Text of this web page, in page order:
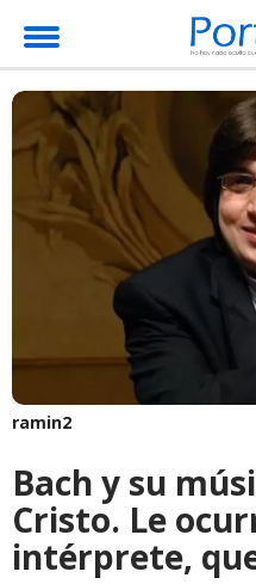
ramin2
Bach y su
Cristo. Le
intérprete,